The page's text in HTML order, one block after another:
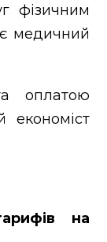
фізичним
медичний
оплатою
економіст
на